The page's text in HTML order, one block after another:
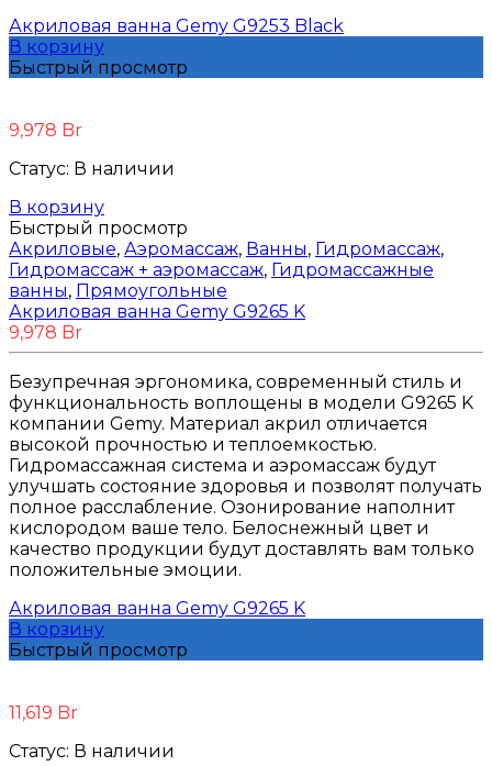
Акриловая ванна Gemy G9253 Black
В корзину
Быстрый просмотр
9,978 Br
Статус: В наличии
В корзину
Быстрый просмотр
Акриловые, Аэромассаж, Ванны, Гидромассаж,
Гидромассаж + аэромассаж, Гидромассажные
ванны, Прямоугольные
Акриловая ванна Gemy G9265 K
9,978 Br
Безупречная эргономика, современный стиль и
функциональность воплощены в модели G9265 K
компании Gemy. Материал акрил отличается
высокой прочностью и теплоемкостью.
Гидромассажная система и аэромассаж будут
улучшать состояние здоровья и позволят получать
полное расслабление. Озонирование наполнит
кислородом ваше тело. Белоснежный цвет и
качество продукции будут доставлять вам только
положительные эмоции.
Акриловая ванна Gemy G9265 K
В корзину
Быстрый просмотр
11,619 Br
Статус: В наличии